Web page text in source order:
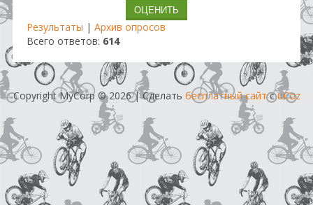
Результаты | Архив опросов
Всего ответов: 614
Copyright MyCorp © 2026|Сделать бесплатный сайтсuCoz